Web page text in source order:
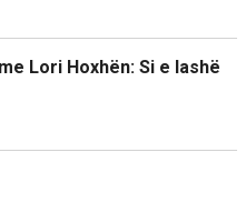
Lori Hoxhën: Si e lashë